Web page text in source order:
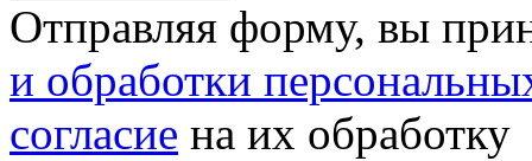
Отправляя форму, вы
и обработки
согласие на их обработку